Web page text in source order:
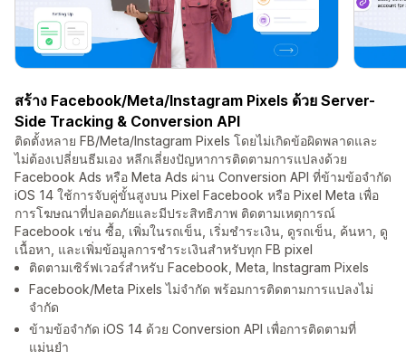
สร้าง Facebook/Meta/Instagram Pixels ด้วย Server-
Side Tracking & Conversion API
ติดตั้งหลาย FB/Meta/Instagram Pixels โดยไม่เกิดข้อผิดพลาดและ
ไม่ต้องเปลี่ยนธีมเอง หลีกเลี่ยงปัญหาการติดตามการแปลงด้วย
Facebook Ads หรือ Meta Ads ผ่าน Conversion API ที่ข้ามข้อจำกัด
iOS 14 ใช้การจับคู่ขั้นสูงบน Pixel Facebook หรือ Pixel Meta เพื่อ
การโฆษณาที่ปลอดภัยและมีประสิทธิภาพ ติดตามเหตุการณ์
Facebook เช่น ซื้อ, เพิ่มในรถเข็น, เริ่มชำระเงิน, ดูรถเข็น, ค้นหา, ดู
เนื้อหา, และเพิ่มข้อมูลการชำระเงินสำหรับทุก FB pixel
ติดตามเซิร์ฟเวอร์สำหรับ Facebook, Meta, Instagram Pixels
Facebook/Meta Pixels ไม่จำกัด พร้อมการติดตามการแปลงไม่
จำกัด
ข้ามข้อจำกัด iOS 14 ด้วย Conversion API เพื่อการติดตามที่
แม่นยำ